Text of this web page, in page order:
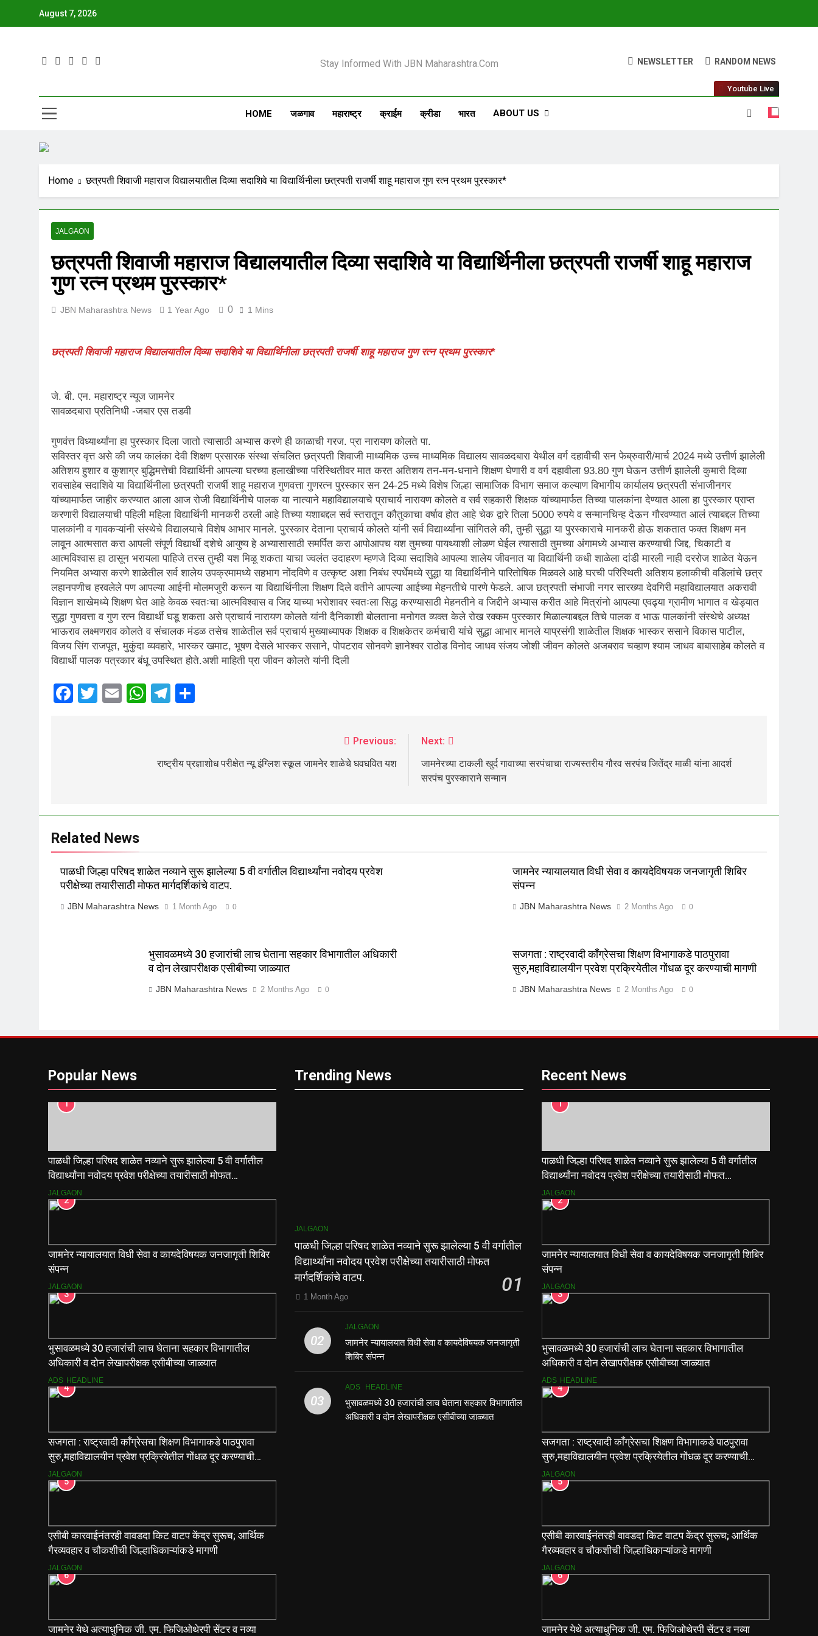
August 7, 2026
JBN Maharashtra
Stay Informed With JBN Maharashtra.com NEWSLETTER RANDOM NEWS
HOME जळगाव महाराष्ट्र क्राईम क्रीडा भारत ABOUT US
Youtube Live
Home छत्रपती शिवाजी महाराज विद्यालयातील दिव्या सदाशिवे या विद्यार्थिनीला छत्रपती राजर्षी शाहू महाराज गुण रत्न प्रथम पुरस्कार*
JALGAON
छत्रपती शिवाजी महाराज विद्यालयातील दिव्या सदाशिवे या विद्यार्थिनीला छत्रपती राजर्षी शाहू महाराज
गुण रत्न प्रथम पुरस्कार*
JBN Maharashtra News 1 Year Ago 0 1 Mins
छत्रपती शिवाजी महाराज विद्यालयातील दिव्या सदाशिवे या विद्यार्थिनीला छत्रपती राजर्षी शाहू महाराज गुण रत्न प्रथम पुरस्कार*
जे. बी. एन. महाराष्ट्र न्यूज जामनेर
सावळदबारा प्रतिनिधी -जबार एस तडवी
गुणवंत्त विध्यार्थ्यांना हा पुरस्कार दिला जातो त्यासाठी अभ्यास करणे ही काळाची गरज. प्रा नारायण कोलते पा.
सविस्तर वृत्त असे की जय कालंका देवी शिक्षण प्रसारक संस्था संचलित छत्रपती शिवाजी माध्यमिक उच्च माध्यमिक विद्यालय सावळदबारा येथील वर्ग दहावीची सन फेब्रुवारी/मार्च 2024 मध्ये उत्तीर्ण झालेली
अतिशय हुशार व कुशाग्र बुद्धिमत्तेची विद्यार्थिनी आपल्या घरच्या हलाखीच्या परिस्थितीवर मात करत अतिशय तन-मन-धनाने शिक्षण घेणारी व वर्ग दहावीला 93.80 गुण घेऊन उत्तीर्ण झालेली कुमारी दिव्या
रावसाहेब सदाशिवे या विद्यार्थिनीला छत्रपती राजर्षी शाहू महाराज गुणवत्ता गुणरत्न पुरस्कार सन 24-25 मध्ये विशेष जिल्हा सामाजिक विभाग समाज कल्याण विभागीय कार्यालय छत्रपती संभाजीनगर
यांच्यामार्फत जाहीर करण्यात आला आज रोजी विद्यार्थिनीचे पालक या नात्याने महाविद्यालयाचे प्राचार्य नारायण कोलते व सर्व सहकारी शिक्षक यांच्यामार्फत तिच्या पालकांना देण्यात आला हा पुरस्कार प्राप्त
करणारी विद्यालयाची पहिली महिला विद्यार्थिनी मानकरी ठरली आहे तिच्या यशाबद्दल सर्व स्तरातून कौतुकाचा वर्षाव होत आहे चेक द्वारे तिला 5000 रुपये व सन्मानचिन्ह देऊन गौरवण्यात आलं त्याबद्दल तिच्या
पालकांनी व गावकऱ्यांनी संस्थेचे विद्यालयाचे विशेष आभार मानले. पुरस्कार देताना प्राचार्य कोलते यांनी सर्व विद्यार्थ्यांना सांगितले की, तुम्ही सुद्धा या पुरस्काराचे मानकरी होऊ शकतात फक्त शिक्षण मन
लावून आत्मसात करा आपली संपूर्ण विद्यार्थी दशेचे आयुष्य हे अभ्यासासाठी समर्पित करा आपोआपच यश तुमच्या पायथ्याशी लोळण घेईल त्यासाठी तुमच्या अंगामध्ये अभ्यास करण्याची जिद्द, चिकाटी व
आत्मविश्वास हा ठासून भरायला पाहिजे तरस तुम्ही यश मिळू शकता याचा ज्वलंत उदाहरण म्हणजे दिव्या सदाशिवे आपल्या शालेय जीवनात या विद्यार्थिनी कधी शाळेला दांडी मारली नाही दररोज शाळेत येऊन
नियमित अभ्यास करणे शाळेतील सर्व शालेय उपक्रमामध्ये सहभाग नोंदविणे व उत्कृष्ट अशा निबंध स्पर्धेमध्ये सुद्धा या विद्यार्थिनीने पारितोषिक मिळवले आहे घरची परिस्थिती अतिशय हलाकीची वडिलांचे छत्र
लहानपणीच हरवलेले पण आपल्या आईनी मोलमजुरी करून या विद्यार्थिनीला शिक्षण दिले वतीने आपल्या आईच्या मेहनतीचे पारणे फेडले. आज छत्रपती संभाजी नगर सारख्या देवगिरी महाविद्यालयात अकरावी
विज्ञान शाखेमध्ये शिक्षण घेत आहे केवळ स्वतःचा आत्मविश्वास व जिद्द याच्या भरोशावर स्वतःला सिद्ध करण्यासाठी मेहनतीने व जिद्दीने अभ्यास करीत आहे मित्रांनो आपल्या एवढ्या ग्रामीण भागात व खेड्यात
सुद्धा गुणवत्ता व गुण रत्न विद्यार्थी घडू शकता असे प्राचार्य नारायण कोलते यांनी दैनिकाशी बोलताना मनोगत व्यक्त केले रोख रक्कम पुरस्कार मिळाल्याबद्दल तिचे पालक व भाऊ पालकांनी संस्थेचे अध्यक्ष
भाऊराव लक्ष्मणराव कोलते व संचालक मंडळ तसेच शाळेतील सर्व प्राचार्य मुख्याध्यापक शिक्षक व शिक्षकेतर कर्मचारी यांचे सुद्धा आभार मानले याप्रसंगी शाळेतील शिक्षक भास्कर ससाने विकास पाटील,
विजय सिंग राजपूत, मुकुंदा व्यवहारे, भास्कर खमाट, भूषण देसले भास्कर ससाने, पोपटराव सोनवणे ज्ञानेश्वर राठोड विनोद जाधव संजय जोशी जीवन कोलते अजबराव चव्हाण श्याम जाधव बाबासाहेब कोलते व
विद्यार्थी पालक पत्रकार बंधू उपस्थित होते.अशी माहिती प्रा जीवन कोलते यांनी दिली
Facebook
Twitter
EmailWhatsApp
Telegram
Previous:
राष्ट्रीय प्रज्ञाशोध परीक्षेत न्यू इंग्लिश स्कूल जामनेर शाळेचे घवघवित यश
Next:
जामनेरच्या टाकली खुर्द गावाच्या सरपंचाचा राज्यस्तरीय गौरव सरपंच जितेंद्र माळी यांना आदर्श
सरपंच पुरस्काराने सन्मान
Related News
पाळधी जिल्हा परिषद शाळेत नव्याने सुरू झालेल्या 5 वी वर्गातील विद्यार्थ्यांना नवोदय प्रवेश
परीक्षेच्या तयारीसाठी मोफत मार्गदर्शिकांचे वाटप.
JBN Maharashtra News 1 Month Ago 0
जामनेर न्यायालयात विधी सेवा व कायदेविषयक जनजागृती शिबिर
संपन्न
JBN Maharashtra News 2 Months Ago 0
भुसावळमध्ये 30 हजारांची लाच घेताना सहकार विभागातील अधिकारी
व दोन लेखापरीक्षक एसीबीच्या जाळ्यात
JBN Maharashtra News 2 Months Ago 0
सजगता : राष्ट्रवादी काँग्रेसचा शिक्षण विभागाकडे पाठपुरावा
सुरु,महाविद्यालयीन प्रवेश प्रक्रियेतील गोंधळ दूर करण्याची मागणी
JBN Maharashtra News 2 Months Ago 0
Popular News
1
पाळधी जिल्हा परिषद शाळेत नव्याने सुरू झालेल्या 5 वी वर्गातील
विद्यार्थ्यांना नवोदय प्रवेश परीक्षेच्या तयारीसाठी मोफत
मार्गदर्शिकांचे वाटप.
JALGAON
2
जामनेर न्यायालयात विधी सेवा व कायदेविषयक जनजागृती शिबिर
संपन्न
JALGAON
3
भुसावळमध्ये 30 हजारांची लाच घेताना सहकार विभागातील
अधिकारी व दोन लेखापरीक्षक एसीबीच्या जाळ्यात
ADS HEADLINE
4
सजगता : राष्ट्रवादी काँग्रेसचा शिक्षण विभागाकडे पाठपुरावा
सुरु,महाविद्यालयीन प्रवेश प्रक्रियेतील गोंधळ दूर करण्याची
मागणी
JALGAON
5
एसीबी कारवाईनंतरही वावडदा किट वाटप केंद्र सुरूच; आर्थिक
गैरव्यवहार व चौकशीची जिल्हाधिकाऱ्यांकडे मागणी
JALGAON
6
जामनेर येथे अत्याधुनिक जी. एम. फिजिओथेरपी सेंटर व नव्या
Trending News
JALGAON
पाळधी जिल्हा परिषद शाळेत नव्याने सुरू झालेल्या 5 वी वर्गातील
विद्यार्थ्यांना नवोदय प्रवेश परीक्षेच्या तयारीसाठी मोफत
मार्गदर्शिकांचे वाटप.
01
1 Month Ago
02
JALGAON
जामनेर न्यायालयात विधी सेवा व कायदेविषयक जनजागृती
शिबिर संपन्न
03
ADS HEADLINE
भुसावळमध्ये 30 हजारांची लाच घेताना सहकार विभागातील
अधिकारी व दोन लेखापरीक्षक एसीबीच्या जाळ्यात
Recent News
1
पाळधी जिल्हा परिषद शाळेत नव्याने सुरू झालेल्या 5 वी वर्गातील
विद्यार्थ्यांना नवोदय प्रवेश परीक्षेच्या तयारीसाठी मोफत
मार्गदर्शिकांचे वाटप.
JALGAON
2
जामनेर न्यायालयात विधी सेवा व कायदेविषयक जनजागृती शिबिर
संपन्न
JALGAON
3
भुसावळमध्ये 30 हजारांची लाच घेताना सहकार विभागातील
अधिकारी व दोन लेखापरीक्षक एसीबीच्या जाळ्यात
ADS HEADLINE
4
सजगता : राष्ट्रवादी काँग्रेसचा शिक्षण विभागाकडे पाठपुरावा
सुरु,महाविद्यालयीन प्रवेश प्रक्रियेतील गोंधळ दूर करण्याची
मागणी
JALGAON
5
एसीबी कारवाईनंतरही वावडदा किट वाटप केंद्र सुरूच; आर्थिक
गैरव्यवहार व चौकशीची जिल्हाधिकाऱ्यांकडे मागणी
JALGAON
6
जामनेर येथे अत्याधुनिक जी. एम. फिजिओथेरपी सेंटर व नव्या